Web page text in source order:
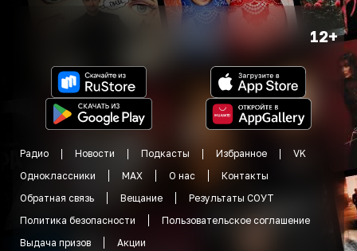
12+
Радио Новости Подкасты Избранное
VK
Одноклассники
MAX О нас
Контакты
Обратная связь
Вещание
Результаты СОУТ
Политика безопасности
Пользовательское соглашение
Выдача призов
Акции